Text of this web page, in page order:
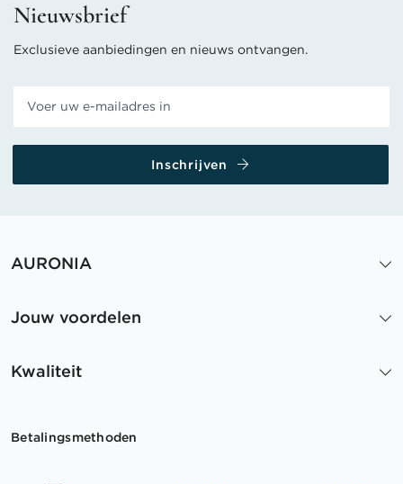
Nieuwsbrief
Exclusieve aanbiedingen en nieuws ontvangen.
Inschrijven
AURONIA
Jouw voordelen
Kwaliteit
Betalingsmethoden